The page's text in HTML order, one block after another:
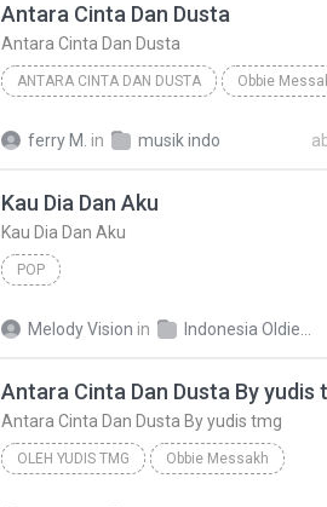
Antara Cinta Dan Dusta
Antara Cinta Dan Dusta
ANTARA CINTA DAN DUSTA Obbie
ferry M. in musik indo
Kau Dia Dan Aku
Kau Dia Dan Aku
POP
Melody Vision in
Antara Cinta Dan Dusta By yudis
Antara Cinta Dan Dusta By yudis tmg
OLEH YUDIS TMG Obbie Messakh